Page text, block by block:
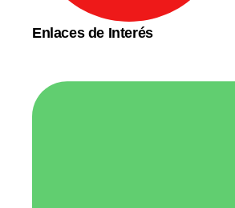
Enlaces de Interés